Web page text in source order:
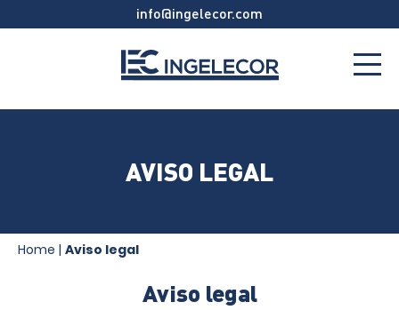
info@ingelecor.com
AVISO LEGAL
Home | Aviso legal
Aviso legal